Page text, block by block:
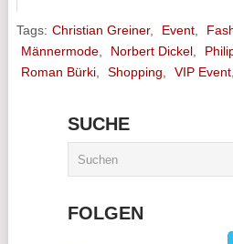
Tags: Christian Greiner, Event,
Männermode, Norbert Dickel,
Roman Bürki, Shopping, VIP Event,
SUCHE
FOLGEN